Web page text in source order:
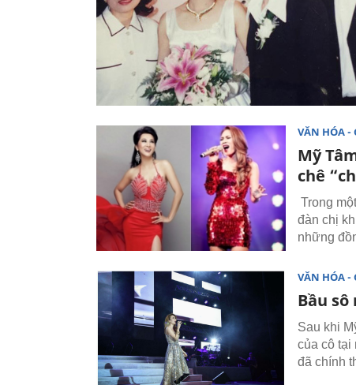
VĂN HÓA -
Mỹ
chê
Trong
đàn chị
những
VĂN HÓA -
Bầu
Sau khi
của cô tại
đã chính